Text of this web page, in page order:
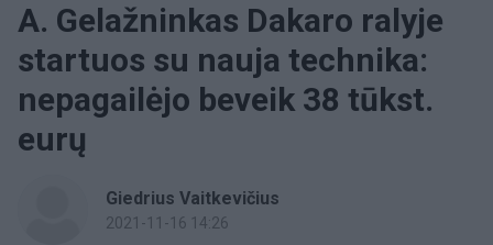
A. Gelažninkas Dakaro ralyje
startuos su nauja technika:
nepagailėjo beveik 38 tūkst.
eurų
Giedrius Vaitkevičius
2021-11-16 14:26